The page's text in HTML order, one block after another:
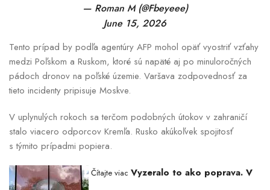
— Roman M (@Fbeyeee)
June 15, 2026
Tento prípad by podľa agentúry AFP mohol opäť vyostriť vzťahy
medzi Poľskom a Ruskom, ktoré sú napäté aj po minuloročných
pádoch dronov na poľské územie. Varšava zodpovednosť za
tieto incidenty pripisuje Moskve.
V uplynulých rokoch sa terčom podobných útokov v zahraničí
stalo viacero odporcov Kremľa. Rusko akúkoľvek spojitosť
s týmito prípadmi popiera.
Čítajte viac Vyzeralo to ako poprava. V